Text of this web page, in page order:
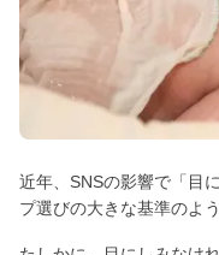
近年、SNSの影響で「目
プ選びの大きな基準のよ